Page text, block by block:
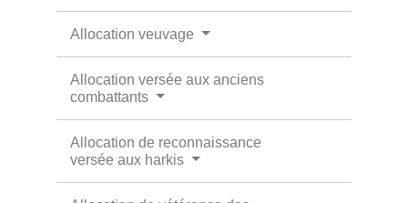
Allocation veuvage
Allocation versée aux anciens
combattants
Allocation de reconnaissance
versée aux harkis